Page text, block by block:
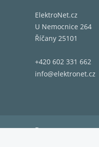
ElektroNet.cz
U Nemocnice 264
Říčany 25101
+420 602 331 662
info@elektronet.cz
Doprava